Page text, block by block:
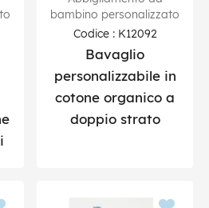
bambino personalizzato
Codice : K12092
Bavaglio
personalizzabile in
cotone organico a
doppio strato